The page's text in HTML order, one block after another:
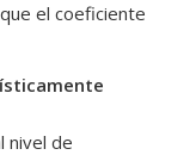
el coeficiente
nivel de